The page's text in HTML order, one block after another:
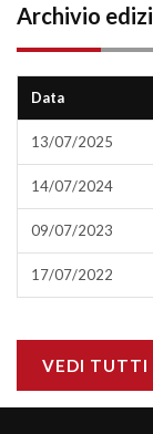
Archivio
Data
13/07/2025
14/07/2024
09/07/2023
17/07/2022
VEDI TUTTI